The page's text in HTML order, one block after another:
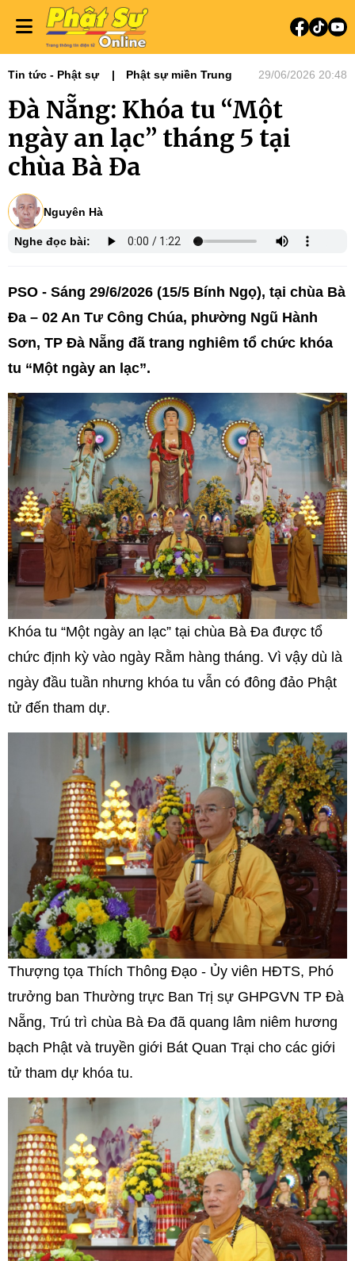
Tin tức - Phật sự Phật sự miền Trung 29/06/2026 20:48
Đà Nẵng: Khóa tu “Một
ngày an lạc” tháng 5 tại
chùa Bà Đa
Nguyên Hà
Nghe đọc bài:
PSO - Sáng 29/6/2026 (15/5 Bính Ngọ), tại chùa Bà
Đa – 02 An Tư Công Chúa, phường Ngũ Hành
Sơn, TP Đà Nẵng đã trang nghiêm tổ chức khóa
tu “Một ngày an lạc”.
Khóa tu “Một ngày an lạc” tại chùa Bà Đa được tổ
chức định kỳ vào ngày Rằm hàng tháng. Vì vậy dù là
ngày đầu tuần nhưng khóa tu vẫn có đông đảo Phật
tử đến tham dự.
Thượng tọa Thích Thông Đạo - Ủy viên HĐTS, Phó
trưởng ban Thường trực Ban Trị sự GHPGVN TP Đà
Nẵng, Trú trì chùa Bà Đa đã quang lâm niêm hương
bạch Phật và truyền giới Bát Quan Trại cho các giới
tử tham dự khóa tu.